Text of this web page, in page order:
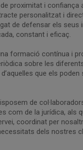
proximitat i confiança
personalitzat i
de defensar els seus
constant i eficaç.
formació contínua i
sobre les
que els poden
de
com de la jurídica, als
coordinat per
dels nostres